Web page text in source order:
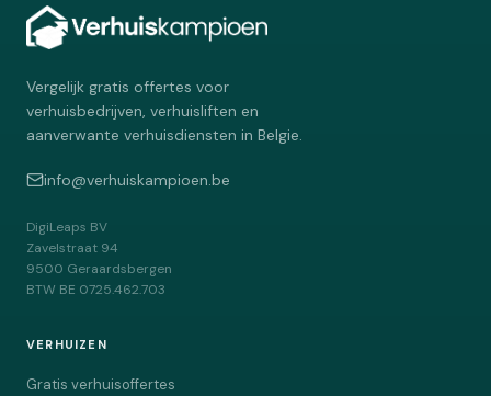
Vergelijk gratis offertes voor
verhuisbedrijven, verhuisliften en
aanverwante verhuisdiensten in Belgie.
info@verhuiskampioen.be
DigiLeaps BV
Zavelstraat 94
9500 Geraardsbergen
BTW BE 0725.462.703
VERHUIZEN
Gratis verhuisoffertes